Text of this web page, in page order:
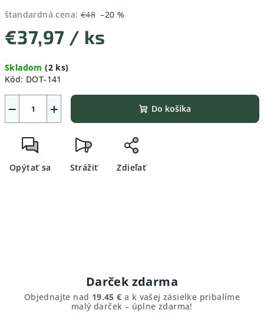
štandardná cena: €48 –20 %
€37,97 / ks
cena:
Skladom(2 ks)
Kód: DOT-141
+
− Do košíka
Opýtať sa Strážiť Zdieľať
Darček zdarma
Objednajte nad 19.45 € a k vašej zásielke pribalíme
malý darček – úplne zdarma!